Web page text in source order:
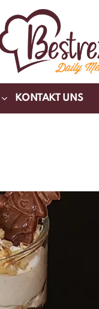
KONTAKT UNS